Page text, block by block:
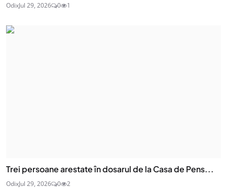
OdixJul 29, 2026 0 1
Trei persoane arestate în dosarul de la Casa de Pens...
OdixJul 29, 2026 0 2